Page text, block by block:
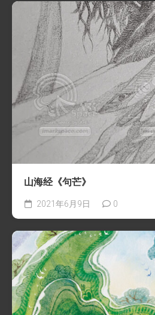
山海经《句芒》
2021年6月9日 0